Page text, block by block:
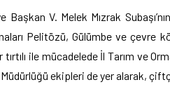
Başkan V. Melek Mızrak
Pelitözü, Gülümbe ve çevre
tırtılı ile mücadelede İl Tarım ve
ekipleri de yer alarak,